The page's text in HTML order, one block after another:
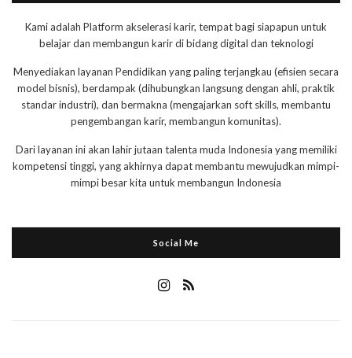
Kami adalah Platform akselerasi karir, tempat bagi siapapun untuk
belajar dan membangun karir di bidang digital dan teknologi
Menyediakan layanan Pendidikan yang paling terjangkau (efisien secara
model bisnis), berdampak (dihubungkan langsung dengan ahli, praktik
standar industri), dan bermakna (mengajarkan soft skills, membantu
pengembangan karir, membangun komunitas).
Dari layanan ini akan lahir jutaan talenta muda Indonesia yang memiliki
kompetensi tinggi, yang akhirnya dapat membantu mewujudkan mimpi-
mimpi besar kita untuk membangun Indonesia
Social Me